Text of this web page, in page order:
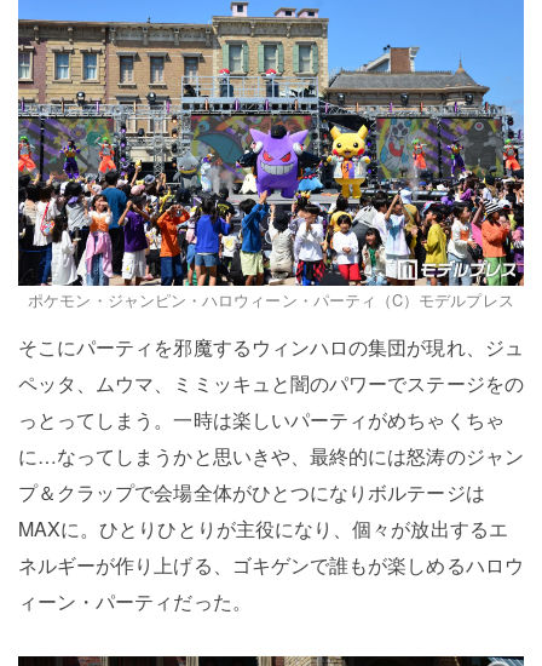
ポケモン・ジャンピン・ハロウィーン・パーティ（C）モデルプレス
そこにパーティを邪魔するウィンハロの集団が現れ、ジュ
ペッタ、ムウマ、ミミッキュと闇のパワーでステージをの
っとってしまう。一時は楽しいパーティがめちゃくちゃ
に…なってしまうかと思いきや、最終的には怒涛のジャン
プ＆クラップで会場全体がひとつになりボルテージは
MAXに。ひとりひとりが主役になり、個々が放出するエ
ネルギーが作り上げる、ゴキゲンで誰もが楽しめるハロウ
ィーン・パーティだった。